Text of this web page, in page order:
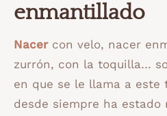
enmantillado
Nacercon velo, nacer
zurrón, con la toquilla…
en que se le llama a este
desde siempre ha estado